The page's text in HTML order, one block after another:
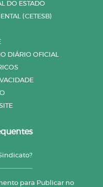
DO ESTADO
(CETESB)
DIÁRIO OFICIAL
para Publicar no